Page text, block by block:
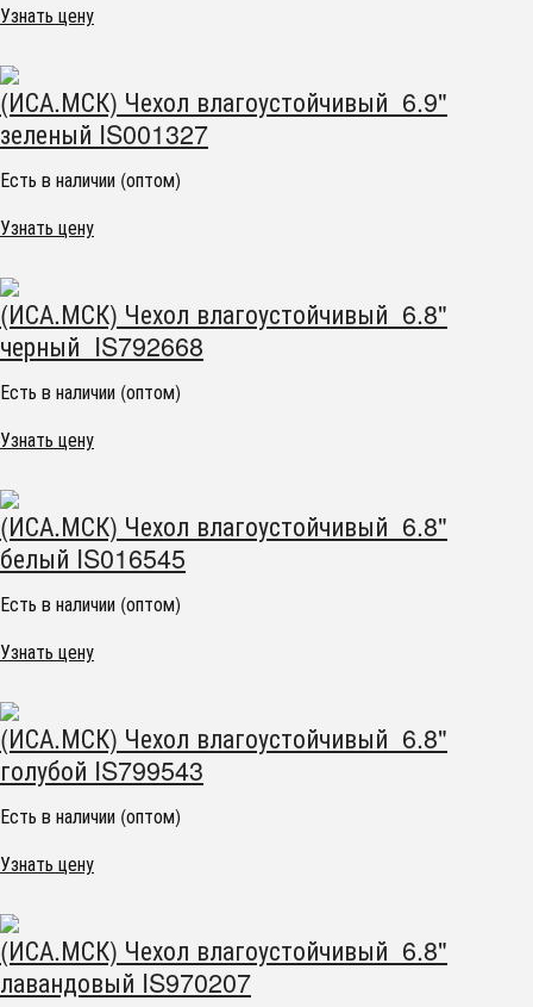
Узнать цену
(ИСА.МСК) Чехол влагоустойчивый 6.9"
зеленый IS001327
Есть в наличии (оптом)
Узнать цену
(ИСА.МСК) Чехол влагоустойчивый 6.8"
черный IS792668
Есть в наличии (оптом)
Узнать цену
(ИСА.МСК) Чехол влагоустойчивый 6.8"
белый IS016545
Есть в наличии (оптом)
Узнать цену
(ИСА.МСК) Чехол влагоустойчивый 6.8"
голубой IS799543
Есть в наличии (оптом)
Узнать цену
(ИСА.МСК) Чехол влагоустойчивый 6.8"
лавандовый IS970207